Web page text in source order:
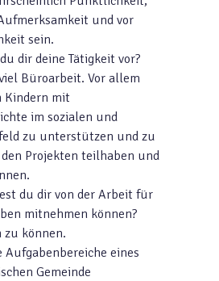
und vor
sein.
dir deine Tätigkeit vor?
Büroarbeit. Vor allem
Kindern mit
im sozialen und
zu unterstützen und zu
Projekten teilhaben und
du dir von der Arbeit für
mitnehmen können?
können.
Aufgabenbereiche eines
Gemeinde